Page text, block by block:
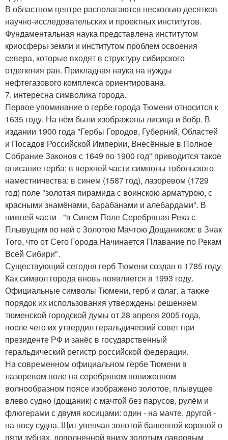
В областном центре располагаются несколько десятков
научно-исследовательских и проектных институтов.
Фундаментальная наука представлена институтом
криосферы земли и институтом проблем освоения
севера, которые входят в структуру сибирского
отделения ран. Прикладная наука на нужды
нефтегазового комплекса ориентирована.
7. интересна символика города.
Первое упоминание о гербе города Тюмени относится к
1635 году. На нём были изображены лисица и бобр. В
издании 1900 года "Гербы Городов, Губерний, Областей
и Посадов Российской Империи, Внесённые в Полное
Собрание Законов с 1649 по 1900 год" приводится такое
описание герба: в верхней части символы тобольского
наместничества: в синем (1587 год), лазоревом (1729
год) поле "золотая пирамида с воинскою арматурою, с
красными знамёнами, барабанами и алебардами". В
нижней части - "в Синем Поле Серебряная Река с
Плывущим по ней с Золотою Мачтою Дощаником: в Знак
Того, что от Сего Города Начинается Плавание по Рекам
Всей Сибири".
Существующий сегодня герб Тюмени создан в 1785 году.
Как символ города вновь появляется в 1993 году.
Официальные символы Тюмени, герб и флаг, а также
порядок их использования утверждены решением
тюменской городской думы от 28 апреля 2005 года,
после чего их утвердил геральдический совет при
президенте РФ и занёс в государственный
геральдический регистр российской федерации.
На современном официальном гербе Тюмени в
лазоревом поле на серебряном пониженном
волнообразном поясе изображено золотое, плывущее
влево судно (дощаник) с мачтой без парусов, рулём и
флюгерами с двумя косицами: один - на мачте, другой -
на носу судна. Щит увенчан золотой башенной короной о
пяти зубцах, дополненной внизу золотым лавровым